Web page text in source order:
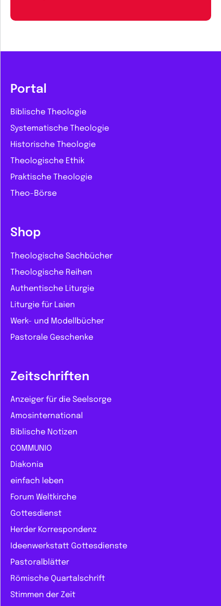
Portal
Biblische Theologie
Systematische Theologie
Historische Theologie
Theologische Ethik
Praktische Theologie
Theo-Börse
Shop
Theologische Sachbücher
Theologische Reihen
Authentische Liturgie
Liturgie für Laien
Werk- und Modellbücher
Pastorale Geschenke
Zeitschriften
Anzeiger für die Seelsorge
Amosinternational
Biblische Notizen
COMMUNIO
Diakonia
einfach leben
Forum Weltkirche
Gottesdienst
Herder Korrespondenz
Ideenwerkstatt Gottesdienste
Pastoralblätter
Römische Quartalschrift
Stimmen der Zeit